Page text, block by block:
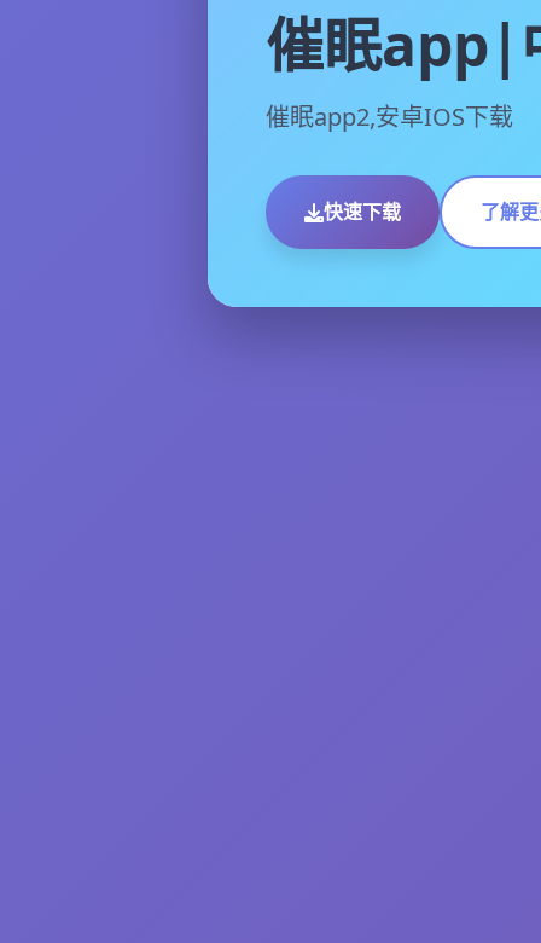
催眠app|
催眠app2,安卓IOS下载
快速下载 了解